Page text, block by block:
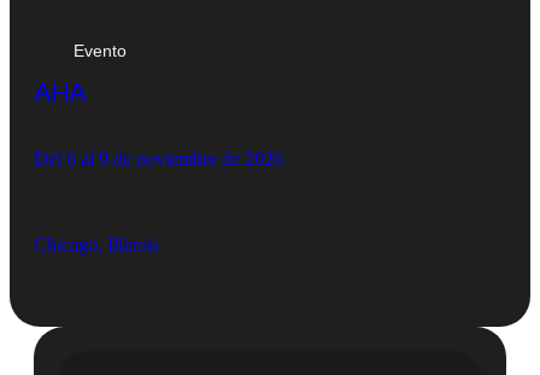
Evento
AHA
Del 6 al 9 de noviembre de 2026
Chicago, Illinois